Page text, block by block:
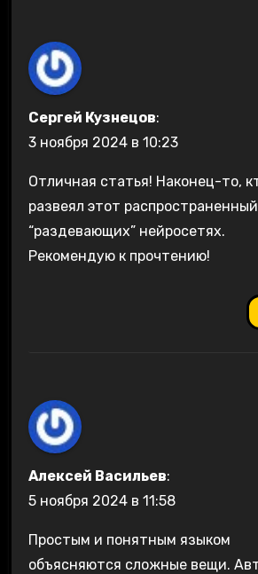
Сергей Кузнецов:
3 ноября 2024 в 10:23
Отличная статья! Наконец-то,
развеял этот
“раздевающих” нейросетях.
Рекомендую к прочтению!
Алексей Васильев:
5 ноября 2024 в 11:58
Простым и понятным языком
объясняются сложные вещи.